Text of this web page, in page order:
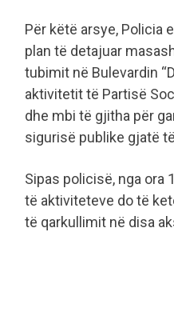
Për këtë arsye, Policia
plan të detajuar
tubimit në Bulevardin
aktivitetit të Partisë
dhe mbi të gjitha për
sigurisë publike gjatë
Sipas policisë, nga ora
të aktiviteteve do të
të qarkullimit në disa